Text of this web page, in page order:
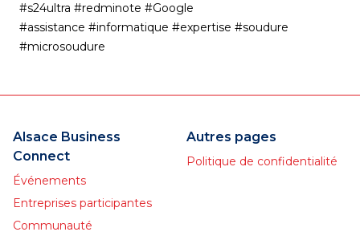
#s24ultra #redminote #Google
#assistance #informatique #expertise #soudure
#microsoudure
Alsace Business
Connect
Événements
Entreprises participantes
Communauté
Autres pages
Politique de confidentialité